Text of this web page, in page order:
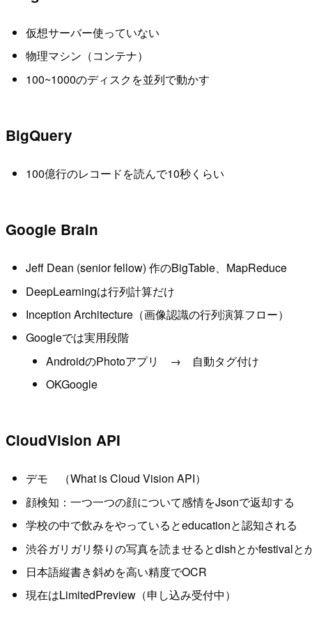
仮想サーバー使っていない
物理マシン（コンテナ）
100~1000のディスクを並列で動かす
BigQuery
100億行のレコードを読んで10秒くらい
Google Brain
Jeff Dean (senior fellow) 作のBigTable、MapReduce
DeepLearningは行列計算だけ
Inception Architecture（画像認識の行列演算フロー）
Googleでは実用段階
AndroidのPhotoアプリ → 自動タグ付け
OKGoogle
CloudVision API
デモ （What is Cloud Vision API）
顔検知：一つ一つの顔について感情をJsonで返却する
学校の中で飲みをやっているとeducationと認知される
渋谷ガリガリ祭りの写真を読ませるとdishとかfestivalと
日本語縦書き斜めを高い精度でOCR
現在はLimitedPreview（申し込み受付中）